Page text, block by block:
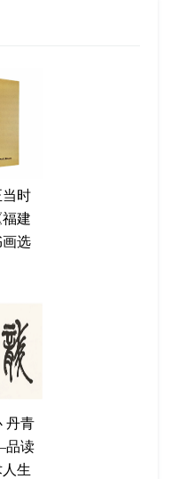
时
建
选
丹青
读
生